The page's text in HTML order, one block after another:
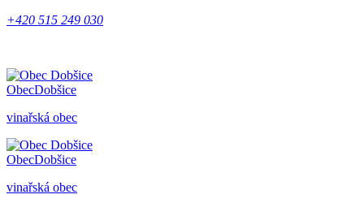
+420 515 249 030
ObecDobšice
vinařská obec
ObecDobšice
vinařská obec